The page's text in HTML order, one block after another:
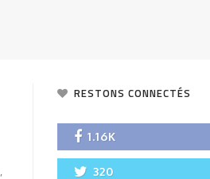
RESTONS CONNECTÉS
1.16K
320